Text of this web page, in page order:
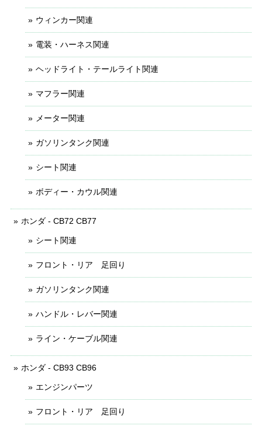
ウィンカー関連
電装・ハーネス関連
ヘッドライト・テールライト関連
マフラー関連
メーター関連
ガソリンタンク関連
シート関連
ボディー・カウル関連
ホンダ - CB72 CB77
シート関連
フロント・リア 足回り
ガソリンタンク関連
ハンドル・レバー関連
ライン・ケーブル関連
ホンダ - CB93 CB96
エンジンパーツ
フロント・リア 足回り